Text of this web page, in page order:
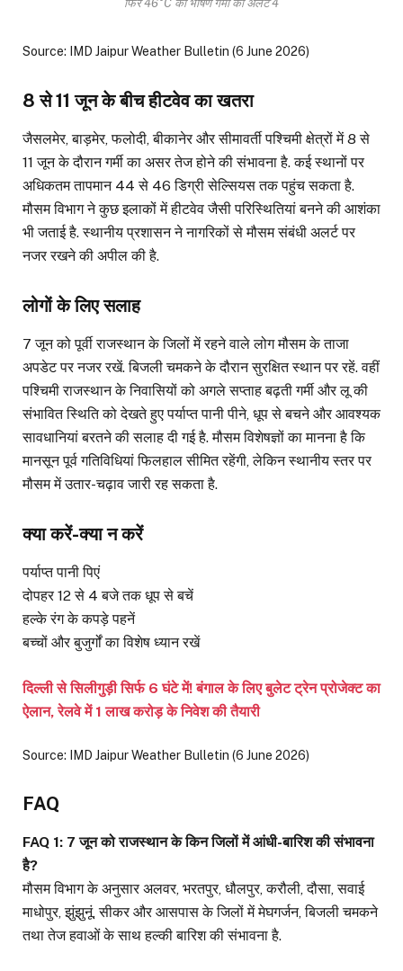
फिर 46°C की भीषण गर्मी का अलर्ट 4
Source: IMD Jaipur Weather Bulletin (6 June 2026)
8 से 11 जून के बीच हीटवेव का खतरा
जैसलमेर, बाड़मेर, फलोदी, बीकानेर और सीमावर्ती पश्चिमी क्षेत्रों में 8 से
11 जून के दौरान गर्मी का असर तेज होने की संभावना है. कई स्थानों पर
अधिकतम तापमान 44 से 46 डिग्री सेल्सियस तक पहुंच सकता है.
मौसम विभाग ने कुछ इलाकों में हीटवेव जैसी परिस्थितियां बनने की आशंका
भी जताई है. स्थानीय प्रशासन ने नागरिकों से मौसम संबंधी अलर्ट पर
नजर रखने की अपील की है.
लोगों के लिए सलाह
7 जून को पूर्वी राजस्थान के जिलों में रहने वाले लोग मौसम के ताजा
अपडेट पर नजर रखें. बिजली चमकने के दौरान सुरक्षित स्थान पर रहें. वहीं
पश्चिमी राजस्थान के निवासियों को अगले सप्ताह बढ़ती गर्मी और लू की
संभावित स्थिति को देखते हुए पर्याप्त पानी पीने, धूप से बचने और आवश्यक
सावधानियां बरतने की सलाह दी गई है. मौसम विशेषज्ञों का मानना है कि
मानसून पूर्व गतिविधियां फिलहाल सीमित रहेंगी, लेकिन स्थानीय स्तर पर
मौसम में उतार-चढ़ाव जारी रह सकता है.
क्या करें-क्या न करें
पर्याप्त पानी पिएं
दोपहर 12 से 4 बजे तक धूप से बचें
हल्के रंग के कपड़े पहनें
बच्चों और बुजुर्गों का विशेष ध्यान रखें
दिल्ली से सिलीगुड़ी सिर्फ 6 घंटे में! बंगाल के लिए बुलेट ट्रेन प्रोजेक्ट का
ऐलान, रेलवे में 1 लाख करोड़ के निवेश की तैयारी
Source: IMD Jaipur Weather Bulletin (6 June 2026)
FAQ
FAQ 1: 7 जून को राजस्थान के किन जिलों में आंधी-बारिश की संभावना
है?
मौसम विभाग के अनुसार अलवर, भरतपुर, धौलपुर, करौली, दौसा, सवाई
माधोपुर, झुंझुनूं, सीकर और आसपास के जिलों में मेघगर्जन, बिजली चमकने
तथा तेज हवाओं के साथ हल्की बारिश की संभावना है.